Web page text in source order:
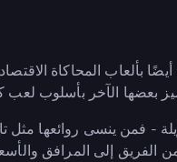
بألعاب المحاكاة
بعضها الآخر بأسلوب
فمن ينسى روائعها مثل
الفريق إلى المرافق